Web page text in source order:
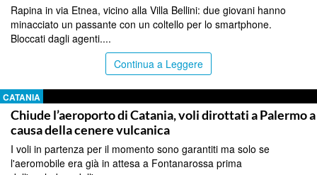
Rapina in via Etnea, vicino alla Villa Bellini: due giovani hanno
minacciato un passante con un coltello per lo smartphone.
Bloccati dagli agenti....
Continua a Leggere
CATANIA
Chiude l’aeroporto di Catania, voli dirottati a Palermo a
causa della cenere vulcanica
I voli in partenza per il momento sono garantiti ma solo se
l'aeromobile era già in attesa a Fontanarossa prima